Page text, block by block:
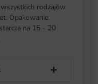
rodzajów
Opakowanie
na 15 - 20
+